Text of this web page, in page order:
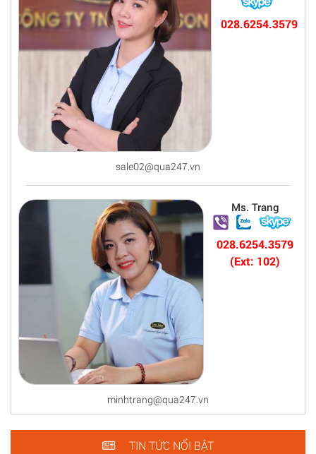
028.6254.3579
sale02@qua247.vn
Ms. Trang
028.6254.3579
(Ext: 102)
minhtrang@qua247.vn
TIN TỨC NỔI BẬT